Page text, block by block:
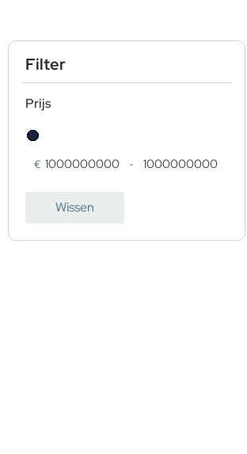
Filter
Prijs
€
Minimale prijs
-
Maximale prijs
Wissen